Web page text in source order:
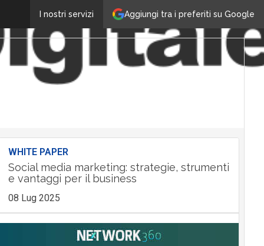
Aggiungi tra i preferiti su Google
I nostri servizi
WHITE PAPER
Social media marketing: strategie, strumenti
e vantaggi per il business
08 Lug 2025